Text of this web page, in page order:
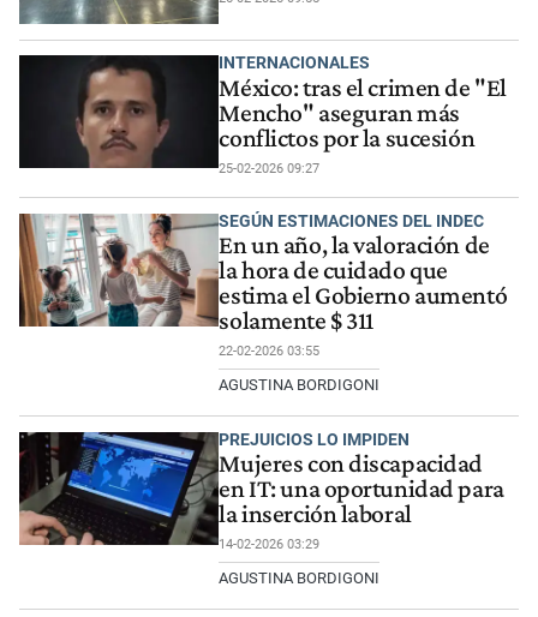
INTERNACIONALES
México: tras el crimen de "El
Mencho" aseguran más
conflictos por la sucesión
25-02-2026 09:27
SEGÚN ESTIMACIONES DEL INDEC
En un año, la valoración de
la hora de cuidado que
estima el Gobierno aumentó
solamente $ 311
22-02-2026 03:55
AGUSTINA BORDIGONI
PREJUICIOS LO IMPIDEN
Mujeres con discapacidad
en IT: una oportunidad para
la inserción laboral
14-02-2026 03:29
AGUSTINA BORDIGONI